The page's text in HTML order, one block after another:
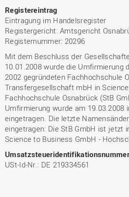
Registereintrag
Eintragung im Handelsregister
Registergericht: Amtsgericht
Registernummer: 20296
Mit dem Beschluss der
10.01.2008 wurde die Umfirmierung
2002 gegründeten Fachhochschule
Transfergesellschaft mbH in
Fachhochschule Osnabrück (StB
Umfirmierung wurde am 19.03.2008
eingetragen. Die letzte
eingetragen: Die StB GmbH ist jetzt
Science to Business GmbH -
Umsatzsteueridentifikationsnummer
USt-Id-Nr.: DE 219334561